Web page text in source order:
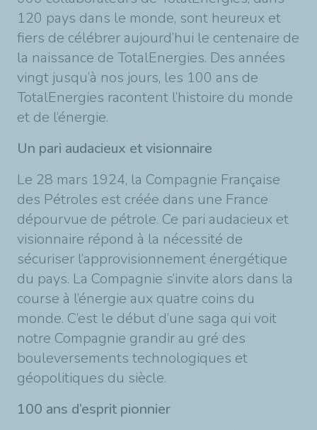
120 pays dans le monde, sont heureux et
fiers de célébrer aujourd’hui le centenaire de
la naissance de TotalEnergies. Des années
vingt jusqu’à nos jours, les 100 ans de
TotalEnergies racontent l’histoire du monde
et de l’énergie.
Un pari audacieux et visionnaire
Le 28 mars 1924, la Compagnie Française
des Pétroles est créée dans une France
dépourvue de pétrole. Ce pari audacieux et
visionnaire répond à la nécessité de
sécuriser l’approvisionnement énergétique
du pays. La Compagnie s’invite alors dans la
course à l’énergie aux quatre coins du
monde. C’est le début d’une saga qui voit
notre Compagnie grandir au gré des
bouleversements technologiques et
géopolitiques du siècle.
100 ans d’esprit pionnier